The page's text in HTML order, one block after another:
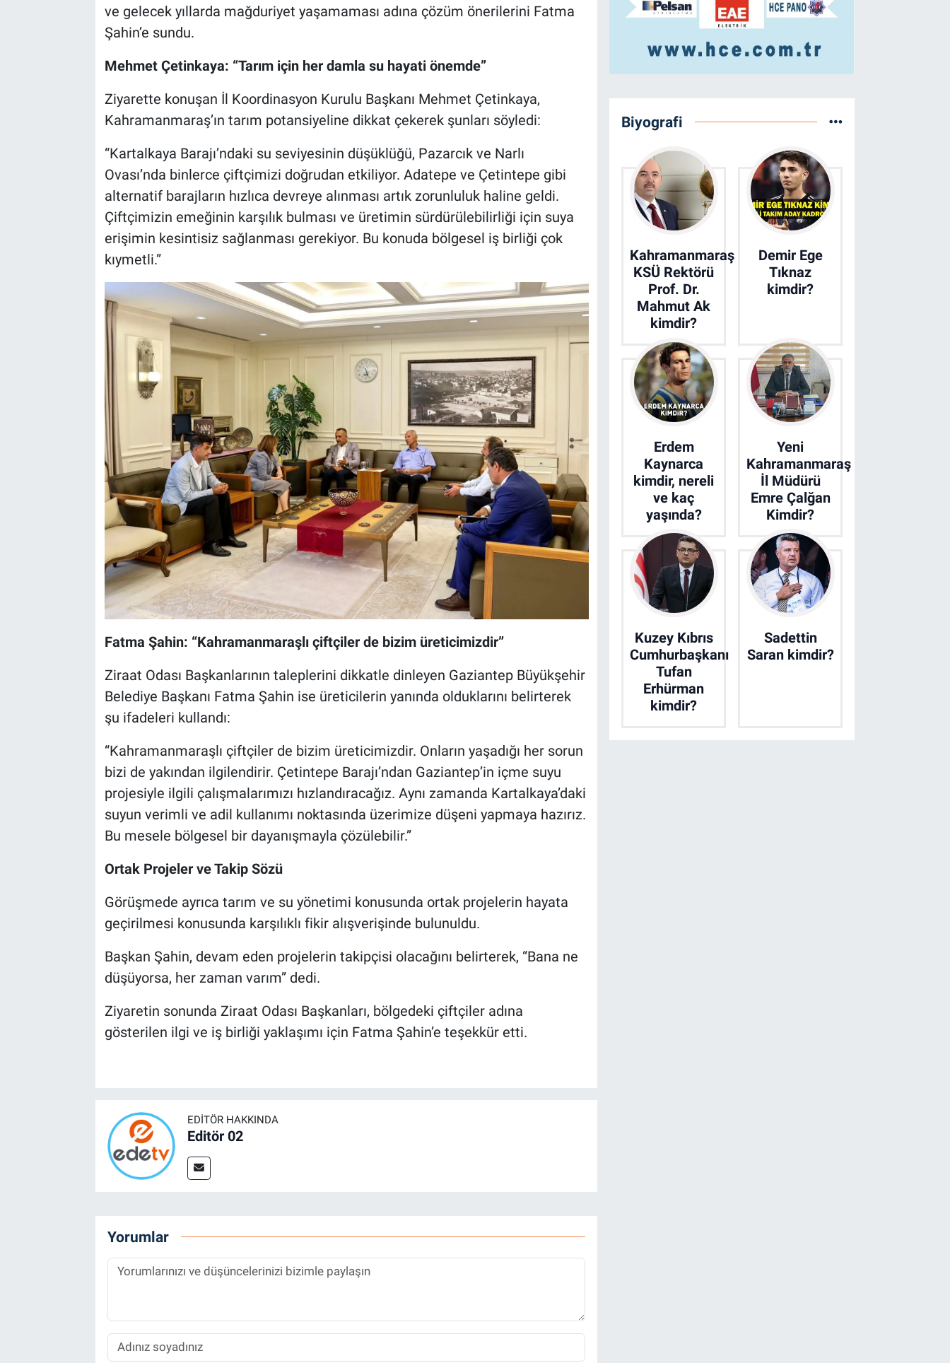
ve gelecek yıllarda mağduriyet yaşamaması adına çözüm önerilerini Fatma
Şahin’e sundu.
Mehmet Çetinkaya: “Tarım için her damla su hayati önemde”
Ziyarette konuşan İl Koordinasyon Kurulu Başkanı Mehmet Çetinkaya,
Kahramanmaraş’ın tarım potansiyeline dikkat çekerek şunları söyledi:
“Kartalkaya Barajı’ndaki su seviyesinin düşüklüğü, Pazarcık ve Narlı
Ovası’nda binlerce çiftçimizi doğrudan etkiliyor. Adatepe ve Çetintepe gibi
alternatif barajların hızlıca devreye alınması artık zorunluluk haline geldi.
Çiftçimizin emeğinin karşılık bulması ve üretimin sürdürülebilirliği için suya
erişimin kesintisiz sağlanması gerekiyor. Bu konuda bölgesel iş birliği çok
kıymetli.”
Fatma Şahin: “Kahramanmaraşlı çiftçiler de bizim üreticimizdir”
Ziraat Odası Başkanlarının taleplerini dikkatle dinleyen Gaziantep Büyükşehir
Belediye Başkanı Fatma Şahin ise üreticilerin yanında olduklarını belirterek
şu ifadeleri kullandı:
“Kahramanmaraşlı çiftçiler de bizim üreticimizdir. Onların yaşadığı her sorun
bizi de yakından ilgilendirir. Çetintepe Barajı’ndan Gaziantep’in içme suyu
projesiyle ilgili çalışmalarımızı hızlandıracağız. Aynı zamanda Kartalkaya’daki
suyun verimli ve adil kullanımı noktasında üzerimize düşeni yapmaya hazırız.
Bu mesele bölgesel bir dayanışmayla çözülebilir.”
Ortak Projeler ve Takip Sözü
Görüşmede ayrıca tarım ve su yönetimi konusunda ortak projelerin hayata
geçirilmesi konusunda karşılıklı fikir alışverişinde bulunuldu.
Başkan Şahin, devam eden projelerin takipçisi olacağını belirterek, “Bana ne
düşüyorsa, her zaman varım” dedi.
Ziyaretin sonunda Ziraat Odası Başkanları, bölgedeki çiftçiler adına
gösterilen ilgi ve iş birliği yaklaşımı için Fatma Şahin’e teşekkür etti.
EDITÖR HAKKINDA
Editör 02
Yorumlar
Biyografi
Kahramanmaraş
KSÜ Rektörü
Prof. Dr.
Mahmut Ak
kimdir?
Demir Ege
Tıknaz
kimdir?
Erdem
Kaynarca
kimdir, nereli
ve kaç
yaşında?
Yeni
Kahramanmaraş
İl Müdürü
Emre Çalğan
Kimdir?
Kuzey Kıbrıs
Cumhurbaşkanı
Tufan
Erhürman
kimdir?
Sadettin
Saran kimdir?